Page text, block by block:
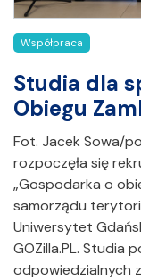
Współpraca
Studia dla
Obiegu
Fot. Jacek Sowa/
rozpoczęła się
„Gospodarka o
samorządu
Uniwersytet
GOZilla.PL. Studia
odpowiedzialnych